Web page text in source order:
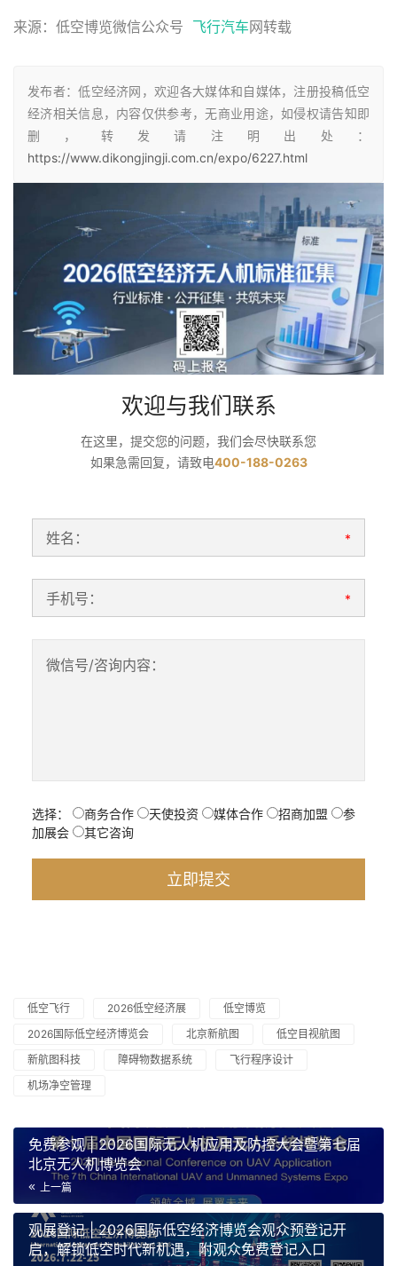
来源：低空博览微信公众号 飞行汽车网转载
发布者：低空经济网，欢迎各大媒体和自媒体，注册投稿低空
经济相关信息，内容仅供参考，无商业用途，如侵权请告知即
删，转发请注明出处：
https://www.dikongjingji.com.cn/expo/6227.html
欢迎与我们联系
在这里，提交您的问题，我们会尽快联系您
如果急需回复，请致电400-188-0263
姓名： *
手机号： *
微信号/咨询内容：
选择： 商务合作 天使投资 媒体合作 招商加盟
参
加展会
其它咨询
低空飞行 2026低空经济展
低空博览
2026国际低空经济博览会
北京新航图
低空目视航图
新航图科技
障碍物数据系统
飞行程序设计
机场净空管理
免费参观 | 2026国际无人机应用及防控大会暨第七届
北京无人机博览会
上一篇
观展登记 | 2026国际低空经济博览会观众预登记开
启，解锁低空时代新机遇，附观众免费登记入口